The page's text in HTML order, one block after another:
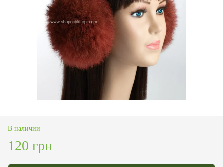
В наличии
120 грн